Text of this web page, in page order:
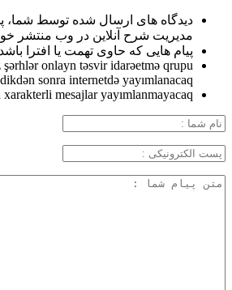
دیدگاه های ارسال شده توسط شما،
مدیریت شرح آنلاین در وب منتشر
پیام هایی که حاوی تهمت یا افترا
onlayn təsvir idarəetmə qrupu
sonra internetdə yayımlanacaq.
mesajlar yayımlanmayacaq.